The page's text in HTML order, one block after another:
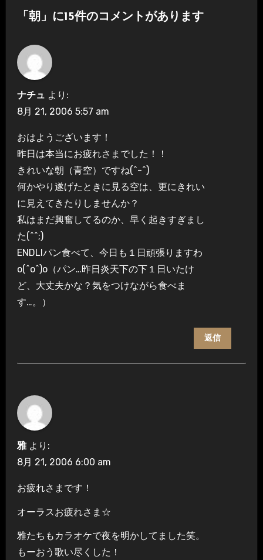
ビ
ゲ
ー
シ
ョ
「朝」に15件のコメントがあります
ナチュ より:
8月 21, 2006 5:57 am
おはようございます！
昨日は本当にお疲れさまでした！！
きれいな朝（青空）ですね(^-^)
何かやり遂げたときに見る空は、更にきれい
に見えてきたりしませんか？
私はまだ興奮してるのか、早く起きすぎまし
た(^^;)
ENDLIパン食べて、今日も１日頑張りますわ
o(^o^)o（パン…昨日炎天下の下１日いたけ
ど、大丈夫かな？気をつけながら食べま
す…。）
返信
雅 より:
8月 21, 2006 6:00 am
お疲れさまです！
オーラスお疲れさま☆
雅たちもカラオケで夜を明かしてました笑。
もーおう歌い尽くした！